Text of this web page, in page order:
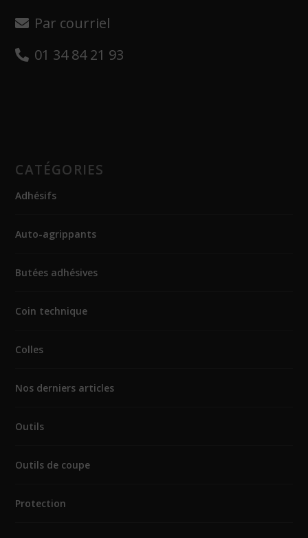
Par courriel
01 34 84 21 93
CATÉGORIES
Adhésifs
Auto-agrippants
Butées adhésives
Coin technique
Colles
Nos derniers articles
Outils
Outils de coupe
Protection